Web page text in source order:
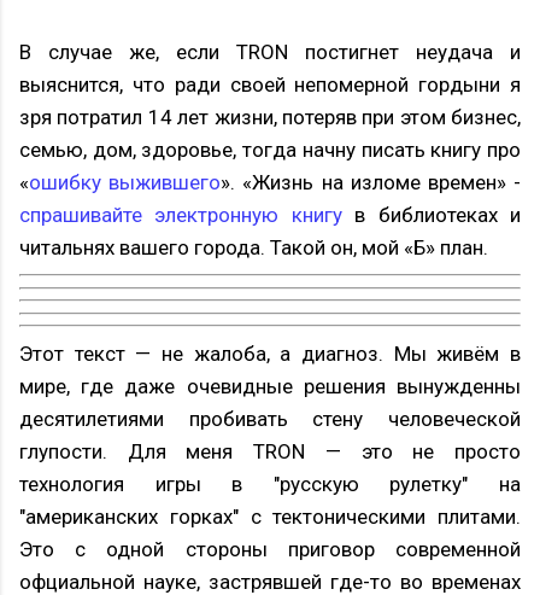
В случае же, если TRON постигнет неудача и
выяснится, что ради своей непомерной гордыни я
зря потратил 14 лет жизни, потеряв при этом бизнес,
семью, дом, здоровье, тогда начну писать книгу про
«ошибку выжившего». «Жизнь на изломе времен» -
спрашивайте электронную книгув библиотеках и
читальнях вашего города. Такой он, мой «Б» план.
Этот текст — не жалоба, а диагноз. Мы живём в
мире, где даже очевидные решения вынужденны
десятилетиями пробивать стену человеческой
глупости. Для меня TRON — это не просто
технология игры в "русскую рулетку" на
"американских горках" с тектоническими плитами.
Это с одной стороны приговор современной
офциальной науке, застрявшей где-то во временах